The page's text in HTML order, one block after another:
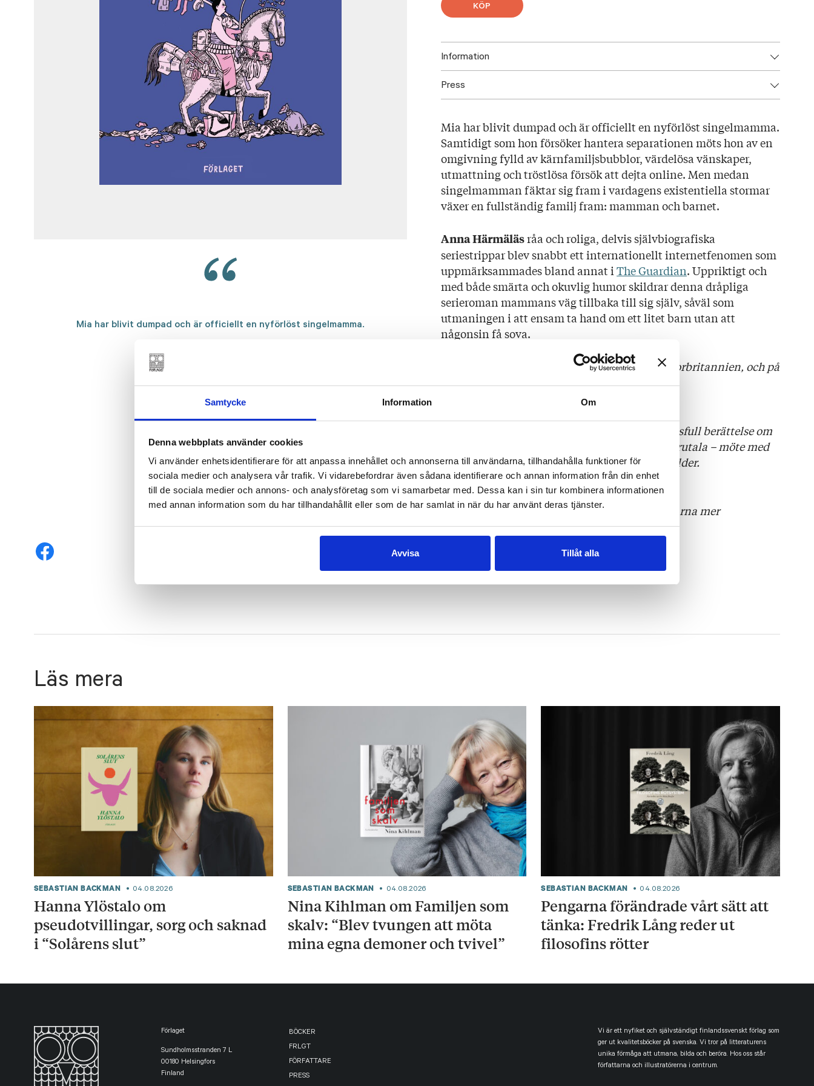
Samtycke Information Om
Denna webbplats använder cookies
Vi använder enhetsidentifierare för att anpassa innehållet och annonserna till användarna, tillhandahålla funktioner för
sociala medier och analysera vår trafik. Vi vidarebefordrar även sådana identifierare och annan information från din enhet
till de sociala medier och annons- och analysföretag som vi samarbetar med. Dessa kan i sin tur kombinera informationen
med annan information som du har tillhandahållit eller som de har samlat in när du har använt deras tjänster.
Avvisa Tillåt alla
Mia har blivit dumpad och är officiellt en nyförlöst singelmamma.
KÖP
Information
ISBN: 9789523335745
Titel: Singelmamman
Språk: Svenska
Sidantal: 168
Format: Danskt band
Illustratör: Anna Härmälä
Press
Mia har blivit dumpad och är officiellt en nyförlöst singelmamma.
Samtidigt som hon försöker hantera separationen möts hon av en
omgivning fylld av kärnfamiljsbubblor, värdelösa vänskaper,
utmattning och tröstlösa försök att dejta online. Men medan
singelmamman fäktar sig fram i vardagens existentiella stormar
växer en fullständig familj fram: mamman och barnet.
Anna Härmäläsråa och roliga, delvis självbiografiska
seriestrippar blev snabbt ett internationellt internetfenomen som
uppmärksammades bland annat iThe Guardian. Uppriktigt och
med både smärta och okuvlig humor skildrar denna dråpliga
serieroman mammans väg tillbaka till sig själv, såväl som
utmaningen i att ensam ta hand om ett litet barn utan att
någonsin få sova.
Utkommer samtidigt på engelska i USA och Storbritannien, och på
finska hos S&S Kustannus.
Singelmamman är en trösterik, rolig och insiktsfull berättelse om
en människas chockartade – för att inte säga brutala – möte med
den livsförändring som det innebär att bli förälder.
SVENSKA YLE
Härmäla tillåter sig helt enkelt att ta ut svängarna mer
konstnärligt.
SVENSKA DAGBLADET
Läs mera
SEBASTIAN BACKMAN 04.08.2026
Hanna Ylöstalo om
pseudotvillingar, sorg och saknad
i “Solårens slut”
SEBASTIAN BACKMAN 04.08.2026
Nina Kihlman om Familjen som
skalv: “Blev tvungen att möta
mina egna demoner och tvivel”
SEBASTIAN BACKMAN 04.08.2026
Pengarna förändrade vårt sätt att
tänka: Fredrik Lång reder ut
filosofins rötter
Förlaget
Sundholmsstranden 7 L
00180 Helsingfors
Finland
BÖCKER
FRLGT
FÖRFATTARE
PRESS
Vi är ett nyfiket och självständigt finlandssvenskt förlag som
ger ut kvalitetsböcker på svenska. Vi tror på litteraturens
unika förmåga att utmana, bilda och beröra. Hos oss står
författarna och illustratörerna i centrum.